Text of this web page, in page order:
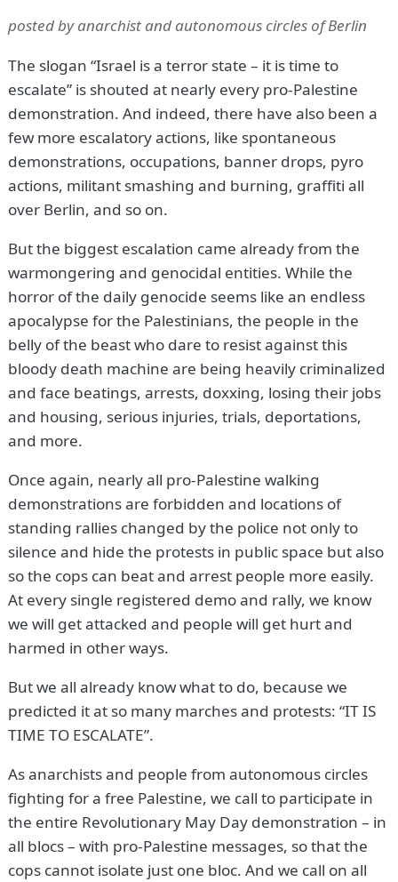
posted by anarchist and autonomous circles of Berlin
The slogan “Israel is a terror state – it is time to
escalate” is shouted at nearly every pro-Palestine
demonstration. And indeed, there have also been a
few more escalatory actions, like spontaneous
demonstrations, occupations, banner drops, pyro
actions, militant smashing and burning, graffiti all
over Berlin, and so on.
But the biggest escalation came already from the
warmongering and genocidal entities. While the
horror of the daily genocide seems like an endless
apocalypse for the Palestinians, the people in the
belly of the beast who dare to resist against this
bloody death machine are being heavily criminalized
and face beatings, arrests, doxxing, losing their jobs
and housing, serious injuries, trials, deportations,
and more.
Once again, nearly all pro-Palestine walking
demonstrations are forbidden and locations of
standing rallies changed by the police not only to
silence and hide the protests in public space but also
so the cops can beat and arrest people more easily.
At every single registered demo and rally, we know
we will get attacked and people will get hurt and
harmed in other ways.
But we all already know what to do, because we
predicted it at so many marches and protests: “IT IS
TIME TO ESCALATE”.
As anarchists and people from autonomous circles
fighting for a free Palestine, we call to participate in
the entire Revolutionary May Day demonstration – in
all blocs – with pro-Palestine messages, so that the
cops cannot isolate just one bloc. And we call on all